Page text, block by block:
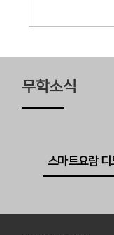
무학소식
스마트요람 디